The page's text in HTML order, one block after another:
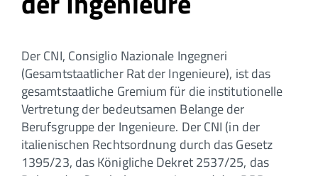
Der CNI, Consiglio Nazionale Ingegneri
(Gesamtstaatlicher Rat der Ingenieure), ist das
gesamtstaatliche Gremium für die institutionelle
Vertretung der bedeutsamen Belange der
Berufsgruppe der Ingenieure. Der CNI (in der
italienischen Rechtsordnung durch das Gesetz
1395/23, das Königliche Dekret 2537/25, das